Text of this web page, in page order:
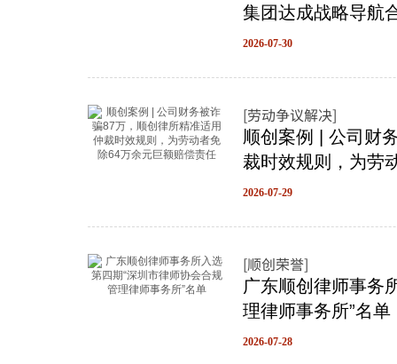
集团达成战略导航
2026-07-30
[劳动争议解决]
顺创案例 | 公司财
裁时效规则，为劳
2026-07-29
[顺创荣誉]
广东顺创律师事务
理律师事务所”名单
2026-07-28